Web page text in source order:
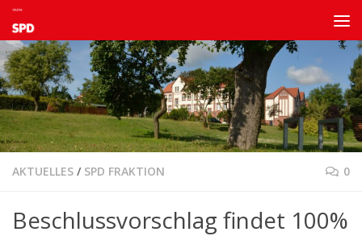
Zum Inhalt springen
AKTUELLES / SPD FRAKTION 0
Beschlussvorschlag findet 100%